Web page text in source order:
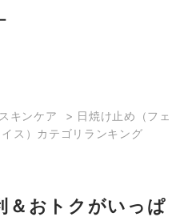
スキンケア > 日焼け止め（フェ
ス）カテゴリランキング
＆おトクがいっぱ